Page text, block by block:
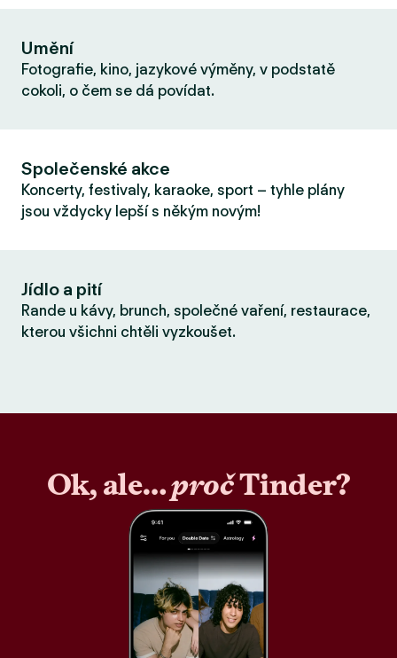
Umění
Fotografie, kino, jazykové výměny, v podstatě
cokoli, o čem se dá povídat.
Společenské akce
Koncerty, festivaly, karaoke, sport – tyhle plány
jsou vždycky lepší s někým novým!
Jídlo a pití
Rande u kávy, brunch, společné vaření, restaurace,
kterou všichni chtěli vyzkoušet.
Ok, ale…pročTinder?